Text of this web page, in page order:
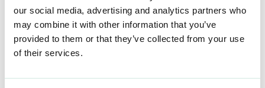
our social media, advertising and analytics partners who
may combine it with other information that you’ve
provided to them or that they’ve collected from your use
of their services.
kalenterikuukauden tasolla yhteen yrittäjätulo,
tulo omasta työstä, apurahasta tai
työkorvauksesta sekä palkkatulo.
vähintään 930 euroa kuukaudessa.